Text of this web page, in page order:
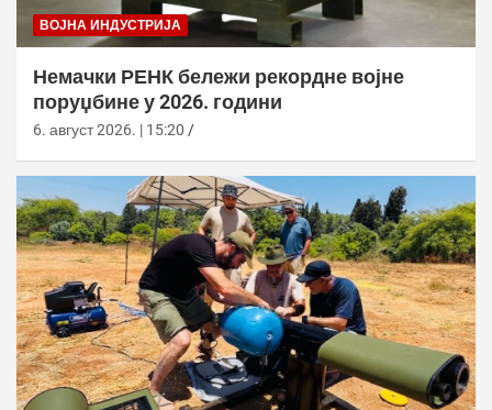
ВОЈНА ИНДУСТРИЈА
Немачки РЕНК бележи рекордне војне
поруџбине у 2026. години
6. август 2026. | 15:20